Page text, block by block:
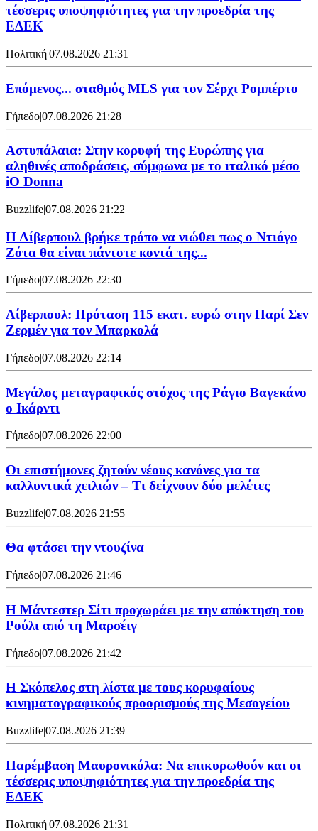
τέσσερις υποψηφιότητες για την προεδρία της
ΕΔΕΚ
Πολιτική|07.08.2026 21:31
Επόμενος... σταθμός MLS για τον Σέρχι Ρομπέρτο
Γήπεδο|07.08.2026 21:28
Αστυπάλαια: Στην κορυφή της Ευρώπης για
αληθινές αποδράσεις, σύμφωνα με το ιταλικό μέσο
iO Donna
Buzzlife|07.08.2026 21:22
Η Λίβερπουλ βρήκε τρόπο να νιώθει πως ο Ντιόγο
Ζότα θα είναι πάντοτε κοντά της...
Γήπεδο|07.08.2026 22:30
Λίβερπουλ: Πρόταση 115 εκατ. ευρώ στην Παρί Σεν
Ζερμέν για τον Μπαρκολά
Γήπεδο|07.08.2026 22:14
Μεγάλος μεταγραφικός στόχος της Ράγιο Βαγεκάνο
ο Ικάρντι
Γήπεδο|07.08.2026 22:00
Οι επιστήμονες ζητούν νέους κανόνες για τα
καλλυντικά χειλιών – Τι δείχνουν δύο μελέτες
Buzzlife|07.08.2026 21:55
Θα φτάσει την ντουζίνα
Γήπεδο|07.08.2026 21:46
Η Μάντεστερ Σίτι προχωράει με την απόκτηση του
Ρούλι από τη Μαρσέιγ
Γήπεδο|07.08.2026 21:42
Η Σκόπελος στη λίστα με τους κορυφαίους
κινηματογραφικούς προορισμούς της Μεσογείου
Buzzlife|07.08.2026 21:39
Παρέμβαση Μαυρονικόλα: Να επικυρωθούν και οι
τέσσερις υποψηφιότητες για την προεδρία της
ΕΔΕΚ
Πολιτική|07.08.2026 21:31